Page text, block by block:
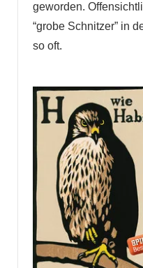
geworden.
“grobe Schnitzer” in
so oft.